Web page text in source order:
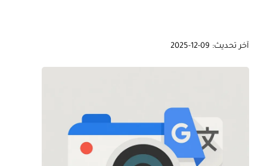
آخر تحديث: 09-12-2025